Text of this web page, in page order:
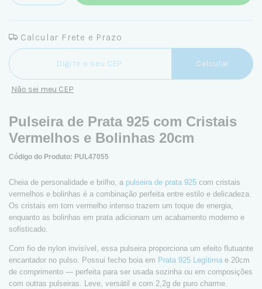
Calcular Frete e Prazo
Entregas para o CEP:
Calcular
Não sei meu CEP
Pulseira de Prata 925 com Cristais
Vermelhos e Bolinhas 20cm
Código do Produto: PUL47055
Cheia de personalidade e brilho, a pulseira de prata 925 com cristais
vermelhos e bolinhas é a combinação perfeita entre estilo e delicadeza.
Os cristais em tom vermelho intenso trazem um toque de energia,
enquanto as bolinhas em prata adicionam um acabamento moderno e
sofisticado.
Com fio de nylon invisível, essa pulseira proporciona um efeito flutuante
encantador no pulso. Possui fecho boia em Prata 925 Legítima e 20cm
de comprimento — perfeita para ser usada sozinha ou em composições
com outras pulseiras. Leve, versátil e com 2,2g de puro charme.